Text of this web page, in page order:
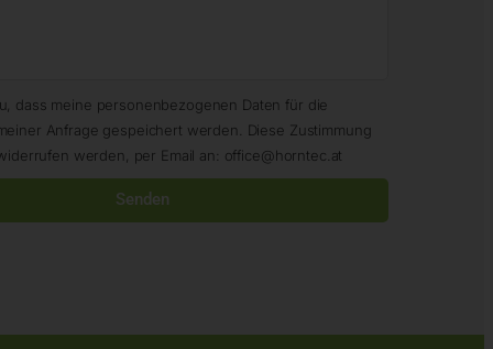
dass meine personenbezogenen Daten für die
Anfrage gespeichert werden. Diese Zustimmung
werden, per Email an: office@horntec.at
Senden